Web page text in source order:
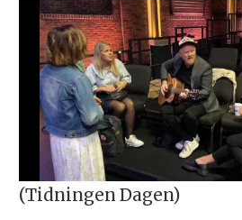
(Tidningen Dagen)